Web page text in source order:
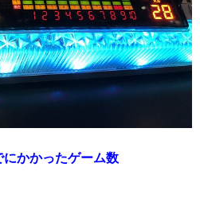
かかったゲーム数